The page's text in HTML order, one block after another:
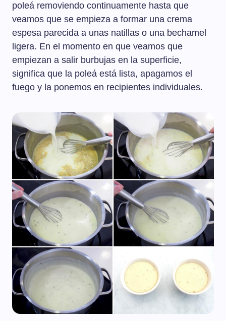
poleá removiendo continuamente hasta que
veamos que se empieza a formar una crema
espesa parecida a unas natillas o una bechamel
ligera. En el momento en que veamos que
empiezan a salir burbujas en la superficie,
significa que la poleá está lista, apagamos el
fuego y la ponemos en recipientes individuales.